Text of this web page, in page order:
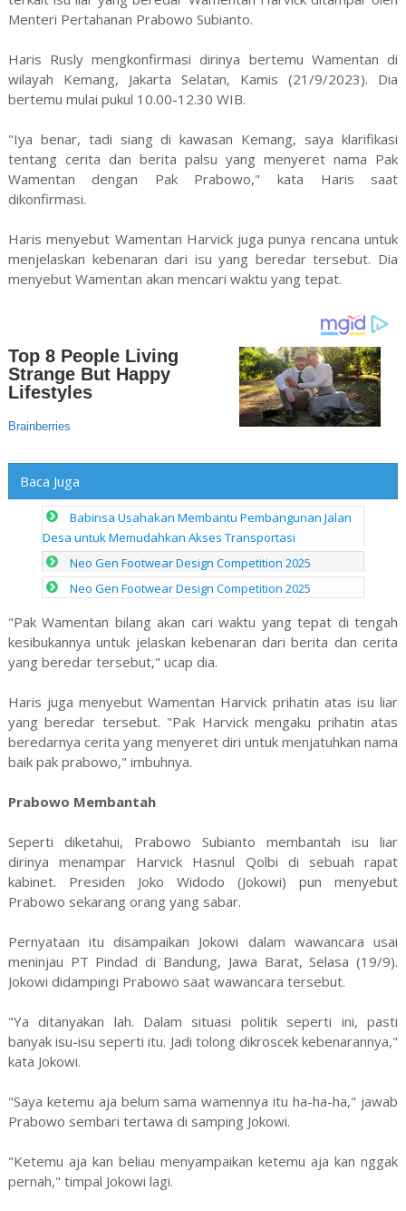
Menteri Pertahanan Prabowo Subianto.
Haris Rusly mengkonfirmasi dirinya bertemu Wamentan di
wilayah Kemang, Jakarta Selatan, Kamis (21/9/2023). Dia
bertemu mulai pukul 10.00-12.30 WIB.
"Iya benar, tadi siang di kawasan Kemang, saya klarifikasi
tentang cerita dan berita palsu yang menyeret nama Pak
Wamentan dengan Pak Prabowo," kata Haris saat
dikonfirmasi.
Haris menyebut Wamentan Harvick juga punya rencana untuk
menjelaskan kebenaran dari isu yang beredar tersebut. Dia
menyebut Wamentan akan mencari waktu yang tepat.
Baca Juga
Babinsa Usahakan Membantu Pembangunan Jalan
Desa untuk Memudahkan Akses Transportasi
Neo Gen Footwear Design Competition 2025
Neo Gen Footwear Design Competition 2025
"Pak Wamentan bilang akan cari waktu yang tepat di tengah
kesibukannya untuk jelaskan kebenaran dari berita dan cerita
yang beredar tersebut," ucap dia.
Haris juga menyebut Wamentan Harvick prihatin atas isu liar
yang beredar tersebut. "Pak Harvick mengaku prihatin atas
beredarnya cerita yang menyeret diri untuk menjatuhkan nama
baik pak prabowo," imbuhnya.
Prabowo Membantah
Seperti diketahui, Prabowo Subianto membantah isu liar
dirinya menampar Harvick Hasnul Qolbi di sebuah rapat
kabinet. Presiden Joko Widodo (Jokowi) pun menyebut
Prabowo sekarang orang yang sabar.
Pernyataan itu disampaikan Jokowi dalam wawancara usai
meninjau PT Pindad di Bandung, Jawa Barat, Selasa (19/9).
Jokowi didampingi Prabowo saat wawancara tersebut.
"Ya ditanyakan lah. Dalam situasi politik seperti ini, pasti
banyak isu-isu seperti itu. Jadi tolong dikroscek kebenarannya,"
kata Jokowi.
"Saya ketemu aja belum sama wamennya itu ha-ha-ha," jawab
Prabowo sembari tertawa di samping Jokowi.
"Ketemu aja kan beliau menyampaikan ketemu aja kan nggak
pernah," timpal Jokowi lagi.